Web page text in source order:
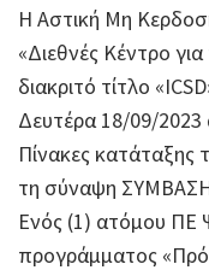
Η Αστική Μη
«Διεθνές Κέντρο
διακριτό τίτλο
Δευτέρα 18/09/2023
Πίνακες κατάταξης
τη σύναψη
Ενός (1) ατόμου ΠΕ
προγράμματος